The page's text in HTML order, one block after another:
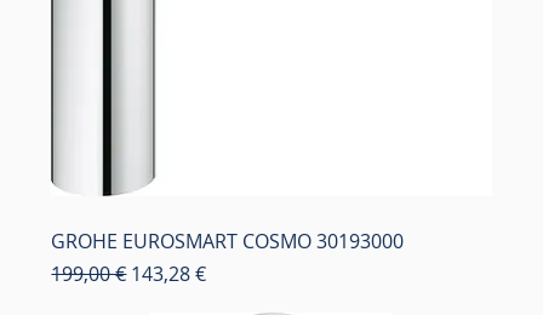
GROHE EUROSMART COSMO 30193000
Κανονική τιμή
199,00 € Τιμή Έκπτωσης
143,28 €